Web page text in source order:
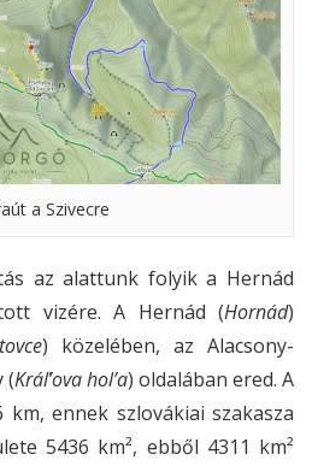
a Szivecre
az alattunk folyik a Hernád
vizére. A Hernád (Hornád)
) közelében, az Alacsony-
(Kráľ’ova hol’a) oldalában ered. A
ennek szlovákiai szakasza
5436 km², ebből 4311 km²